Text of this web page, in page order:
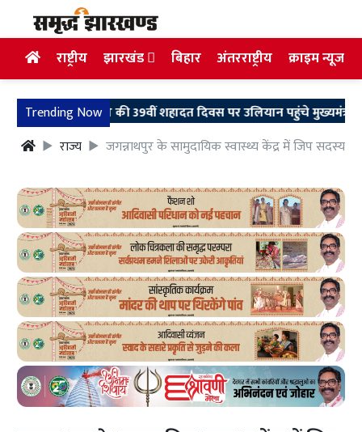
राष्ट्रीय झारखंड बिहार अंतरराष्ट्रीय क्राइम न्यूज
Trending Now
निर्मल महतो की 39वीं शहादत दिवस पर उलियान पहुंचे मुख्यमंत्री हेमंत सोरेन
राज्य
जगन्नाथपुर के सामुदायिक स्वास्थ्य केंद्र में जिप सदस्य